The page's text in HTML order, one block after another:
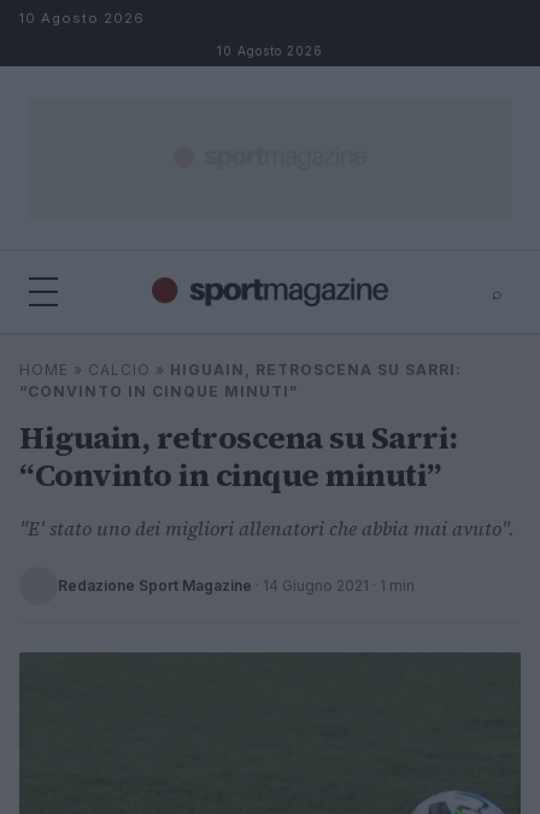
Salta al contenuto
10 Agosto 2026
10 Agosto 2026
⌕
Cerca
HOME » CALCIO » HIGUAIN, RETROSCENA SU SARRI:
“CONVINTO IN CINQUE MINUTI”
Higuain, retroscena su Sarri:
“Convinto in cinque minuti”
"E' stato uno dei migliori allenatori che abbia mai avuto".
Redazione Sport Magazine · 14 Giugno 2021 · 1 min